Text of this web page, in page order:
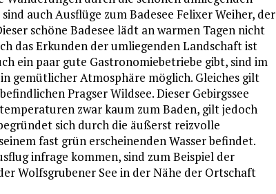
auch Ausflüge zum Badesee Felixer Weiher, der
schöne Badesee lädt an warmen Tagen nicht
das Erkunden der umliegenden Landschaft ist
ein paar gute Gastronomiebetriebe gibt, sind im
gemütlicher Atmosphäre möglich. Gleiches gilt
Pragser Wildsee. Dieser Gebirgssee
zwar kaum zum Baden, gilt jedoch
sich durch die äußerst reizvolle
fast grün erscheinenden Wasser befindet.
infrage kommen, sind zum Beispiel der
Wolfsgrubener See in der Nähe der Ortschaft